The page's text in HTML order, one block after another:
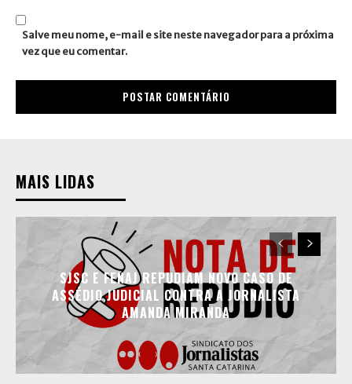
Salve meu nome, e-mail e site neste navegador para a próxima
vez que eu comentar.
MAIS LIDAS
SJSC E FENAJ REPUDIAM NOVO CASO DE
ASSÉDIO JUDICIAL CONTRA A JORNALISTA
AMANDA MIRANDA